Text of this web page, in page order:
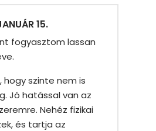
15.
fogyasztom lassan
hogy szinte nem is
Jó hatással van az
Nehéz fizikai
és tartja az